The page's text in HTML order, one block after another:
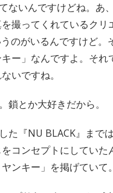
ないんですけどね。あ
撮ってくれているクリ
のがいるんですけど。
ー」なんですよ。それ
いですね。
鎖とか大好きだから。
た『NU BLACK』まで
コンセプトにしていた
ンキー」を掲げていて。